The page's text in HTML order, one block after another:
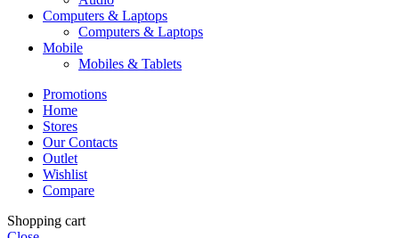
Computers & Laptops
Computers & Laptops
Mobile
Mobiles & Tablets
Promotions
Home
Stores
Our Contacts
Outlet
Wishlist
Compare
Shopping cart